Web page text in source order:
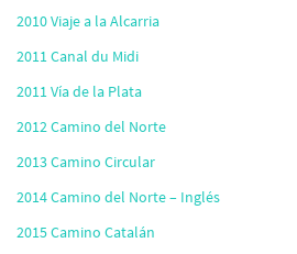
2010 Viaje a la Alcarria
2011 Canal du Midi
2011 Vía de la Plata
2012 Camino del Norte
2013 Camino Circular
2014 Camino del Norte – Inglés
2015 Camino Catalán